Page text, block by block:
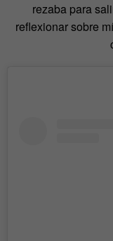
rezaba para
reflexionar sobre